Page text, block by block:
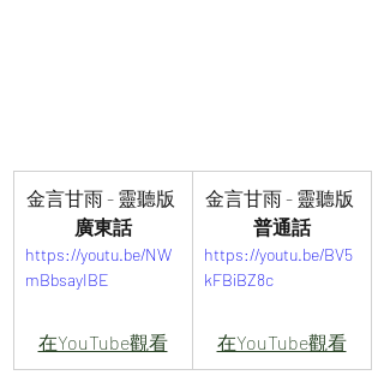
金言甘雨 - 靈聽版
廣東話
https://youtu.be/NW
mBbsayIBE
在YouTube觀看
金言甘雨 - 靈聽版
普通話
https://youtu.be/BV5
kFBiBZ8c
在YouTube觀看